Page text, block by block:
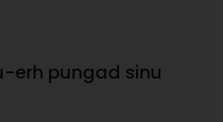
erh pungad sinu